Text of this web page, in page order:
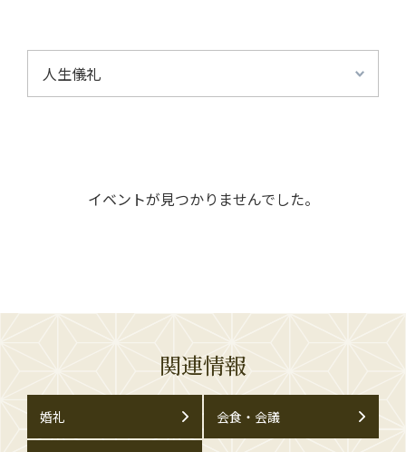
イベントが見つかりませんでした。
関連情報
婚礼 会食・会議